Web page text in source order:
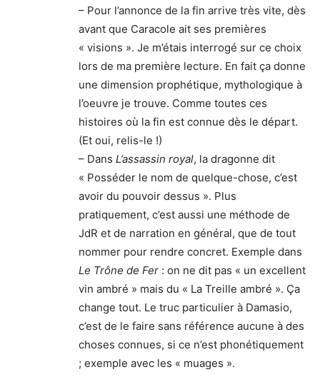
– Pour l’annonce de la fin arrive très vite, dès
avant que Caracole ait ses premières
« visions ». Je m’étais interrogé sur ce choix
lors de ma première lecture. En fait ça donne
une dimension prophétique, mythologique à
l’oeuvre je trouve. Comme toutes ces
histoires où la fin est connue dès le départ.
(Et oui, relis-le !)
– Dans L’assassin royal, la dragonne dit
« Posséder le nom de quelque-chose, c’est
avoir du pouvoir dessus ». Plus
pratiquement, c’est aussi une méthode de
JdR et de narration en général, que de tout
nommer pour rendre concret. Exemple dans
Le Trône de Fer : on ne dit pas « un excellent
vin ambré » mais du « La Treille ambré ». Ça
change tout. Le truc particulier à Damasio,
c’est de le faire sans référence aucune à des
choses connues, si ce n’est phonétiquement
; exemple avec les « muages ».